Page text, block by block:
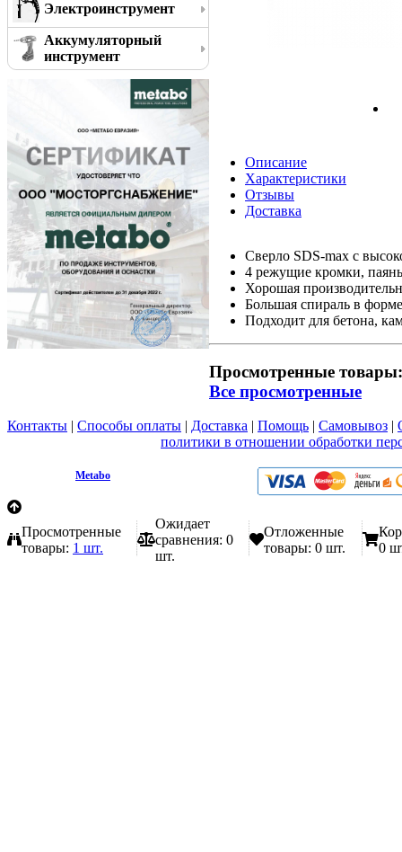
Электроинструмент
Аккумуляторный
инструмент
Описание
Характеристики
Отзывы
Доставка
Сверло SDS-max с
4 режущие кромки,
Хорошая
Большая спираль в
Подходит для бетона,
Просмотренные товары:
Все просмотренные
Контакты | Способы оплаты | Доставка | Помощь | Самовывоз |
политики в отношении обработки
Metabo
Просмотренные
товары: 1 шт.
Ожидает
сравнения: 0
шт.
Отложенные
товары: 0 шт.
0